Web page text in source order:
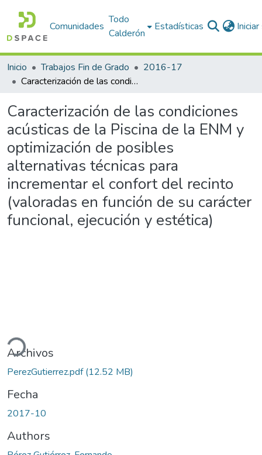
Comunidades
Todo
Calderón
Estadísticas
Inicio Trabajos Fin de Grado
2016-17
Caracterización de las condiciones acústicas de la Piscina de la ENM y optimización de posibles alternativas técnicas para incrementar el confort del recinto (valoradas en función de su carácter funcional, ejecución y estética)
Caracterización de las condiciones
acústicas de la Piscina de la ENM y
optimización de posibles
alternativas técnicas para
incrementar el confort del recinto
(valoradas en función de su carácter
funcional, ejecución y estética)
Archivos
PerezGutierrez.pdf(12.52 MB)
Fecha
2017-10
Authors